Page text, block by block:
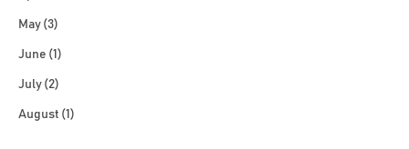
May (3)
June (1)
July (2)
August (1)